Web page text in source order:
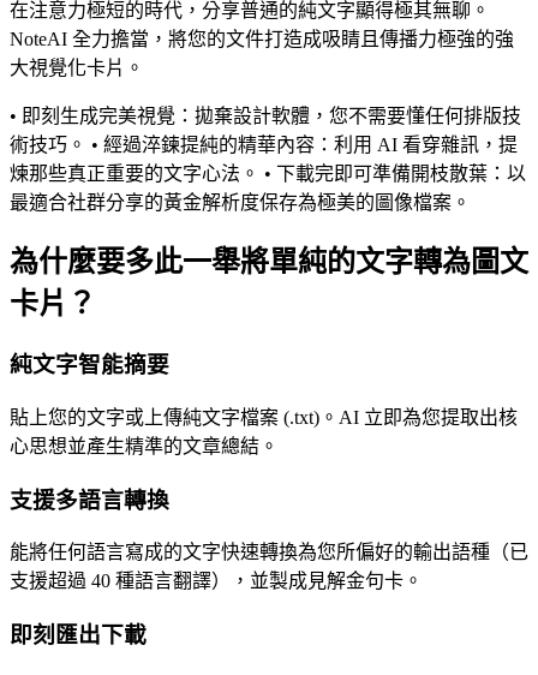
在注意力極短的時代，分享普通的純文字顯得極其無聊。
NoteAI 全力擔當，將您的文件打造成吸睛且傳播力極強的強
大視覺化卡片。
• 即刻生成完美視覺：拋棄設計軟體，您不需要懂任何排版技
術技巧。 • 經過淬鍊提純的精華內容：利用 AI 看穿雜訊，提
煉那些真正重要的文字心法。 • 下載完即可準備開枝散葉：以
最適合社群分享的黃金解析度保存為極美的圖像檔案。
為什麼要多此一舉將單純的文字轉為圖文
卡片？
純文字智能摘要
貼上您的文字或上傳純文字檔案 (.txt)。AI 立即為您提取出核
心思想並產生精準的文章總結。
支援多語言轉換
能將任何語言寫成的文字快速轉換為您所偏好的輸出語種（已
支援超過 40 種語言翻譯），並製成見解金句卡。
即刻匯出下載